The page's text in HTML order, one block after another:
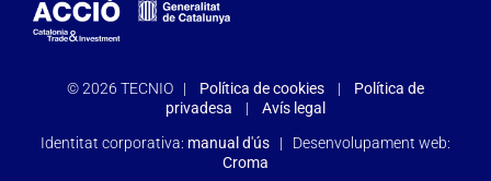
©2026 TECNIO | Política de cookies |
Política de
privadesa
|
Avís legal
Identitat corporativa: manual d'ús | Desenvolupament web:
Croma